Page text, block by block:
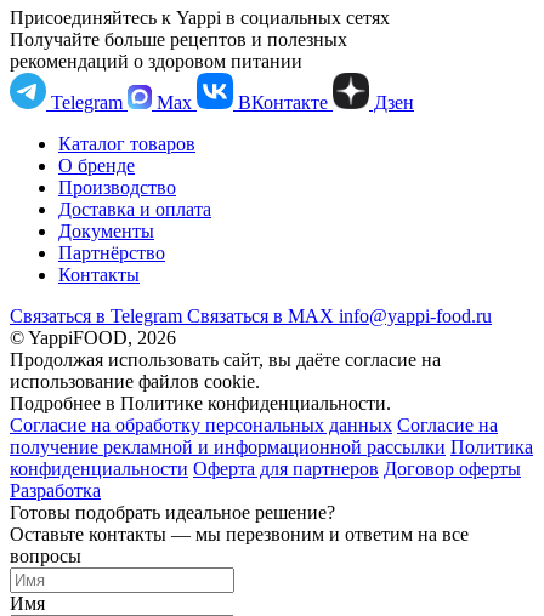
Присоединяйтесь к Yappi в социальных сетях
Получайте больше рецептов и полезных
рекомендаций о здоровом питании
Telegram
Max ВКонтакте
Дзен
Каталог товаров
О бренде
Производство
Доставка и оплата
Документы
Партнёрство
Контакты
Связаться в Telegram Связаться в МАХ info@yappi-food.ru
© YappiFOOD, 2026
Продолжая использовать сайт, вы даёте согласие на
использование файлов cookie.
Подробнее в Политике конфиденциальности.
Согласие на обработку персональных данных Согласие на
получение рекламной и информационной рассылки Политика
конфиденциальности Оферта для партнеров Договор оферты
Разработка
Готовы подобрать идеальное решение?
Оставьте контакты — мы перезвоним и ответим на все
вопросы
Имя